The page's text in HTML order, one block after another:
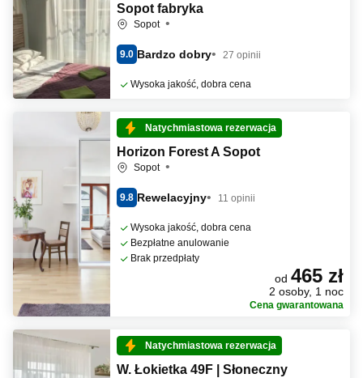
Sopot fabryka
Sopot
9.0 Bardzo dobry 27 opinii
Wysoka jakość, dobra cena
Natychmiastowa rezerwacja
Horizon Forest A Sopot
Sopot
9.8 Rewelacyjny 11 opinii
Wysoka jakość, dobra cena
Bezpłatne anulowanie
Brak przedpłaty
od 465 zł
2 osoby, 1 noc
Cena gwarantowana
Natychmiastowa rezerwacja
W. Łokietka 49F | Słoneczny